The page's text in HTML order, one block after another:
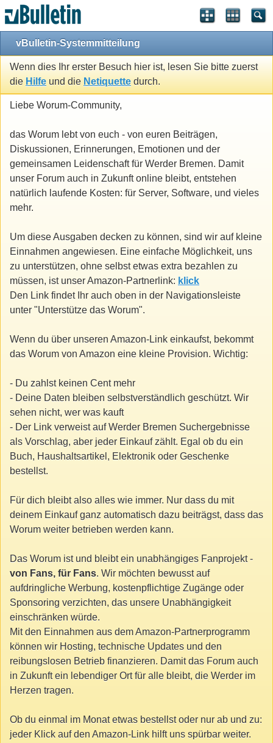
vBulletin-Systemmitteilung
Wenn dies Ihr erster Besuch hier ist, lesen Sie bitte zuerst
die Hilfe und die Netiquette durch.
Liebe Worum-Community,
das Worum lebt von euch - von euren Beiträgen,
Diskussionen, Erinnerungen, Emotionen und der
gemeinsamen Leidenschaft für Werder Bremen. Damit
unser Forum auch in Zukunft online bleibt, entstehen
natürlich laufende Kosten: für Server, Software, und vieles
mehr.
Um diese Ausgaben decken zu können, sind wir auf kleine
Einnahmen angewiesen. Eine einfache Möglichkeit, uns
zu unterstützen, ohne selbst etwas extra bezahlen zu
müssen, ist unser Amazon-Partnerlink: klick
Den Link findet Ihr auch oben in der Navigationsleiste
unter "Unterstütze das Worum".
Wenn du über unseren Amazon-Link einkaufst, bekommt
das Worum von Amazon eine kleine Provision. Wichtig:
- Du zahlst keinen Cent mehr
- Deine Daten bleiben selbstverständlich geschützt. Wir
sehen nicht, wer was kauft
- Der Link verweist auf Werder Bremen Suchergebnisse
als Vorschlag, aber jeder Einkauf zählt. Egal ob du ein
Buch, Haushaltsartikel, Elektronik oder Geschenke
bestellst.
Für dich bleibt also alles wie immer. Nur dass du mit
deinem Einkauf ganz automatisch dazu beiträgst, dass das
Worum weiter betrieben werden kann.
Das Worum ist und bleibt ein unabhängiges Fanprojekt -
von Fans, für Fans. Wir möchten bewusst auf
aufdringliche Werbung, kostenpflichtige Zugänge oder
Sponsoring verzichten, das unsere Unabhängigkeit
einschränken würde.
Mit den Einnahmen aus dem Amazon-Partnerprogramm
können wir Hosting, technische Updates und den
reibungslosen Betrieb finanzieren. Damit das Forum auch
in Zukunft ein lebendiger Ort für alle bleibt, die Werder im
Herzen tragen.
Ob du einmal im Monat etwas bestellst oder nur ab und zu:
jeder Klick auf den Amazon-Link hilft uns spürbar weiter.